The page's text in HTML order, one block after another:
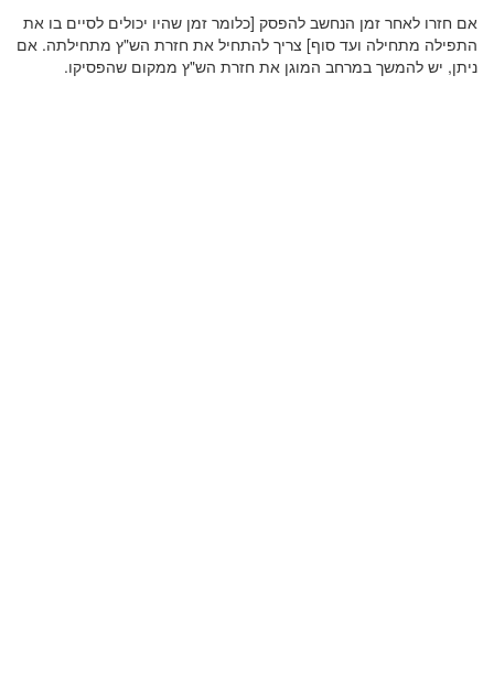
אם חזרו לאחר זמן הנחשב להפסק [כלומר זמן שהיו יכולים לסיים בו את
התפילה מתחילה ועד סוף] צריך להתחיל את חזרת הש"ץ מתחילתה. אם
ניתן, יש להמשך במרחב המוגן את חזרת הש"ץ ממקום שהפסיקו.